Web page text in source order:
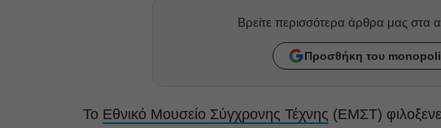
Βρείτε περισσότερα άρθρα μας στα
Προσθήκη του
Το Εθνικό Μουσείο Σύγχρονης Τέχνης (ΕΜΣΤ)